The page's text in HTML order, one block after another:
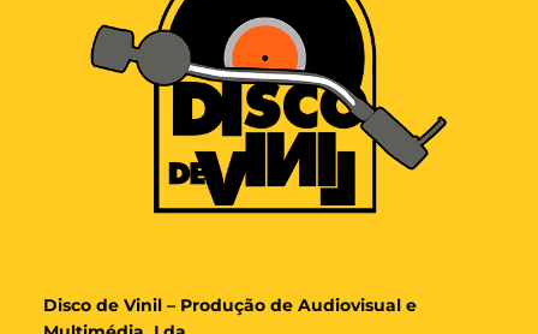
Disco de Vinil – Produção de Audiovisual e